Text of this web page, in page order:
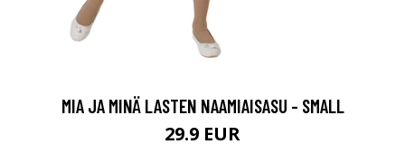
MIA JA MINÄ LASTEN NAAMIAISASU - SMALL
29.9 EUR